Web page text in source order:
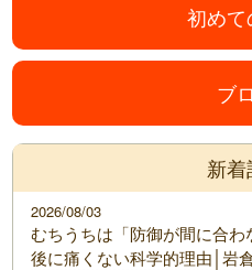
初め
ブ
新
むちうちは「防御が間に合
後に痛くない科学的理由│岩
2026/08/03